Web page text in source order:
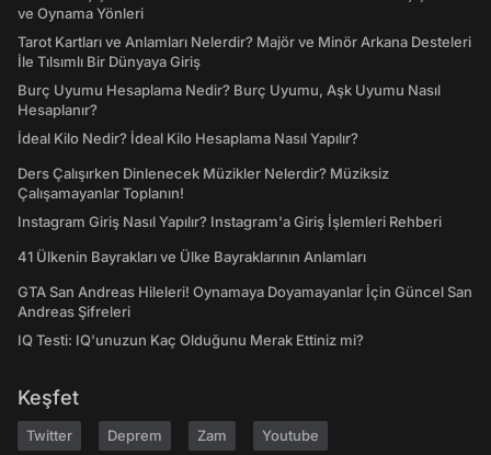
ve Oynama Yönleri
Tarot Kartları ve Anlamları Nelerdir? Majör ve Minör Arkana Desteleri
İle Tılsımlı Bir Dünyaya Giriş
Burç Uyumu Hesaplama Nedir? Burç Uyumu, Aşk Uyumu Nasıl
Hesaplanır?
İdeal Kilo Nedir? İdeal Kilo Hesaplama Nasıl Yapılır?
Ders Çalışırken Dinlenecek Müzikler Nelerdir? Müziksiz
Çalışamayanlar Toplanın!
Instagram Giriş Nasıl Yapılır? Instagram'a Giriş İşlemleri Rehberi
41 Ülkenin Bayrakları ve Ülke Bayraklarının Anlamları
GTA San Andreas Hileleri! Oynamaya Doyamayanlar İçin Güncel San
Andreas Şifreleri
IQ Testi: IQ'unuzun Kaç Olduğunu Merak Ettiniz mi?
Keşfet
Twitter Deprem Zam Youtube